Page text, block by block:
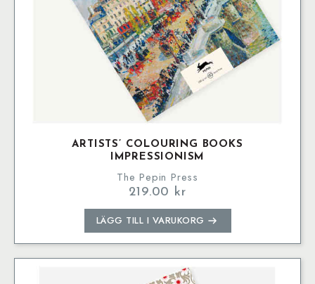
ARTISTS’ COLOURING BOOKS
IMPRESSIONISM
The Pepin Press
219.00 kr
LÄGG TILL I VARUKORG